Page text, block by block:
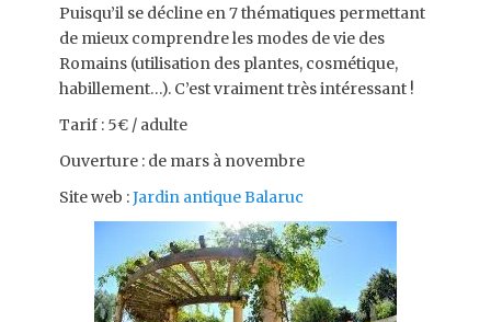
Puisqu’il se décline en 7 thématiques permettant
de mieux comprendre les modes de vie des
Romains (utilisation des plantes, cosmétique,
habillement…). C’est vraiment très intéressant !
Tarif : 5€ / adulte
Ouverture : de mars à novembre
Site web :Jardin antique Balaruc